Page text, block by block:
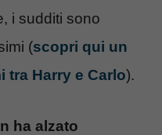
i sudditi sono
(scopri qui un
tra Harry e Carlo).
ha alzato